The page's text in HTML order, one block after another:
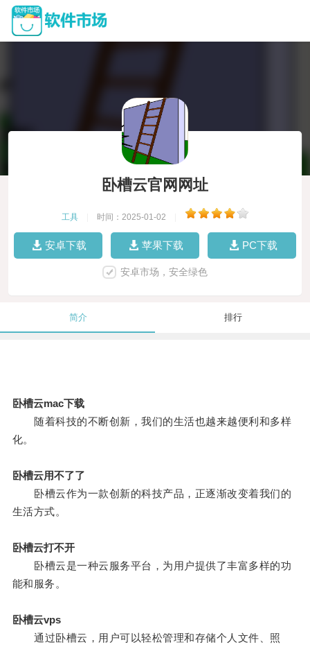
卧槽云官网网址
工具 时间：2025-01-02
安卓下载 苹果下载 PC下载
安卓市场，安全绿色
简介 排行
卧槽云mac下载
随着科技的不断创新，我们的生活也越来越便利和多样
化。
卧槽云用不了了
卧槽云作为一款创新的科技产品，正逐渐改变着我们的
生活方式。
卧槽云打不开
卧槽云是一种云服务平台，为用户提供了丰富多样的功
能和服务。
卧槽云vps
通过卧槽云，用户可以轻松管理和存储个人文件、照